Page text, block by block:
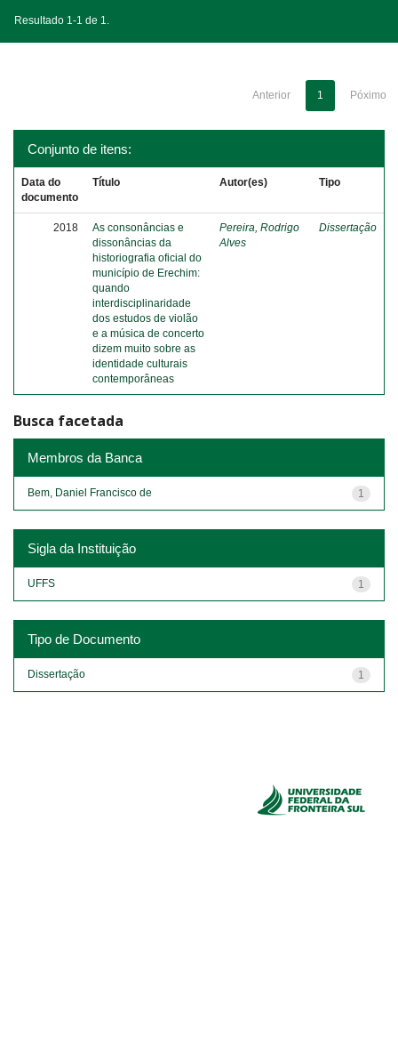
Resultado 1-1 de 1.
Anterior 1 Póximo
Conjunto de itens:
Data do
documento
Título Autor(es) Tipo
2018
As consonâncias e
dissonâncias da
historiografia oficial do
município de Erechim:
quando
interdisciplinaridade
dos estudos de violão
e a música de concerto
dizem muito sobre as
identidade culturais
contemporâneas
Pereira, Rodrigo
Alves
Dissertação
Busca facetada
Membros da Banca
1
Bem, Daniel Francisco de
Sigla da Instituição
1
UFFS
Tipo de Documento
1
Dissertação